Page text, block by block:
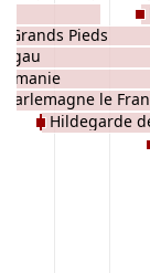
Grands Pieds
le
Hildegarde